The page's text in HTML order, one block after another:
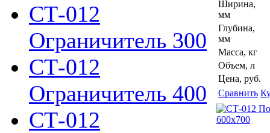
СТ-012
Ограничитель 300
СТ-012
Ограничитель 400
СТ-012
Ширина,
мм
Глубина,
мм
Масса, кг
Объем, л
Цена, руб.
Сравнить